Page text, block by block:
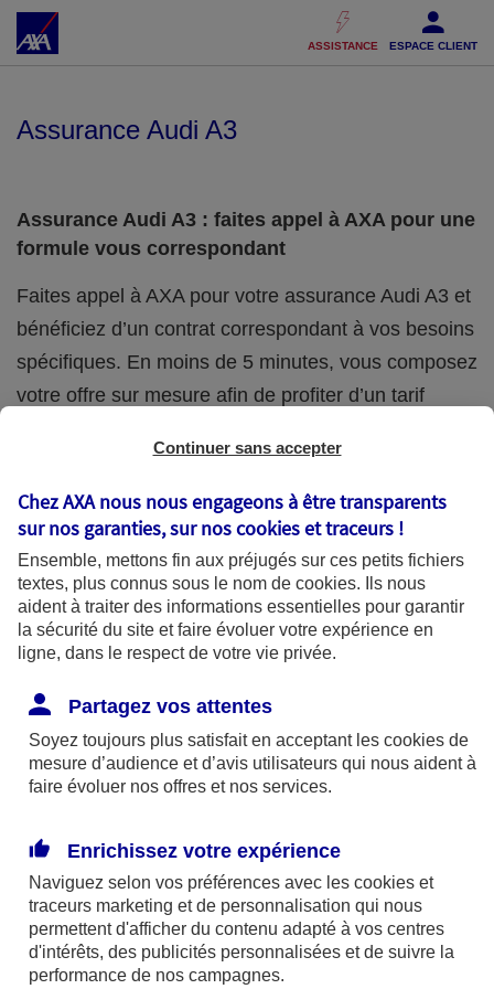
Accéder au Contenu Accéder au Pied de page
ASSISTANCE ESPACE CLIENT
Assurance Audi A3
Assurance Audi A3 : faites appel à AXA pour une
formule vous correspondant
Faites appel à AXA pour votre assurance Audi A3 et
bénéficiez d’un contrat correspondant à vos besoins
spécifiques. En moins de 5 minutes, vous composez
votre offre sur mesure afin de profiter d’un tarif
vous sont présentées : faites-nous parvenir votre
demande de devis assurance auto Audi A3 dès à
présent et roulez parfaitement assuré.
Profitez d’une assurance Audi A3 vous
permettant de rouler en étant parfaitement
protégé
L’Audi A3 fait partie des véhicules emblématiques
de la marque allemande. Confortable, spacieuse,
elle existe selon divers modèles tels que l’Audi A3
Berline, Cabriolet ou Sportback. Différentes
s’adapter aux envies de chacun, en version sportive
ou délibérément familiale. Grâce à nos formules,
vous pouvez ainsi rouler sereinement et profiter
pleinement de votre voiture, au quotidien comme en
Continuer sans accepter
Chez AXA nous nous engageons à être transparents
sur nos garanties, sur noscookies et traceurs !
Ensemble, mettons fin aux préjugés sur ces petits fichiers
textes, plus connus sous le nom de cookies. Ils nous
aident à traiter des informations essentielles pour garantir
la sécurité du site et faire évoluer votre expérience en
ligne, dans le respect de votre vie privée.
Partagez vos attentes
Soyez toujours plus satisfait en acceptant les cookies de
mesure d’audience et d’avis utilisateurs qui nous aident à
faire évoluer nos offres et nos services.
Enrichissez votre expérience
Naviguez selon vos préférences avec les cookies et
traceurs marketing et de personnalisation qui nous
permettent d'afficher du contenu adapté à vos centres
d'intérêts, des publicités personnalisées et de suivre la
performance de nos campagnes.